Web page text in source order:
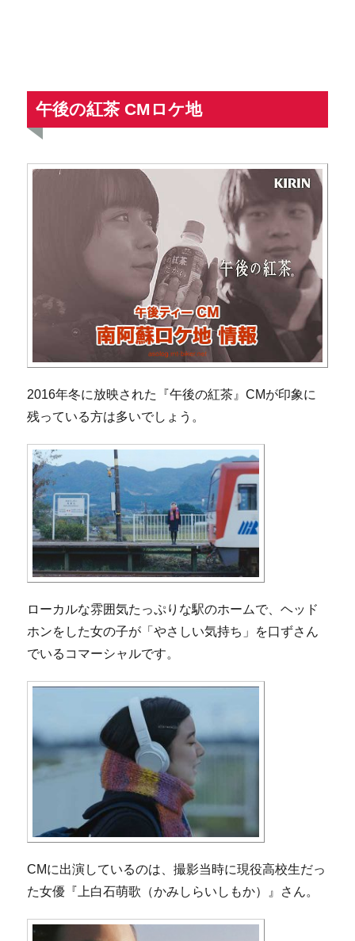
午後の紅茶 CMロケ地
2016年冬に放映された『午後の紅茶』CMが印象に
残っている方は多いでしょう。
ローカルな雰囲気たっぷりな駅のホームで、ヘッド
ホンをした女の子が「やさしい気持ち」を口ずさん
でいるコマーシャルです。
CMに出演しているのは、撮影当時に現役高校生だっ
た女優『上白石萌歌（かみしらいしもか）』さん。